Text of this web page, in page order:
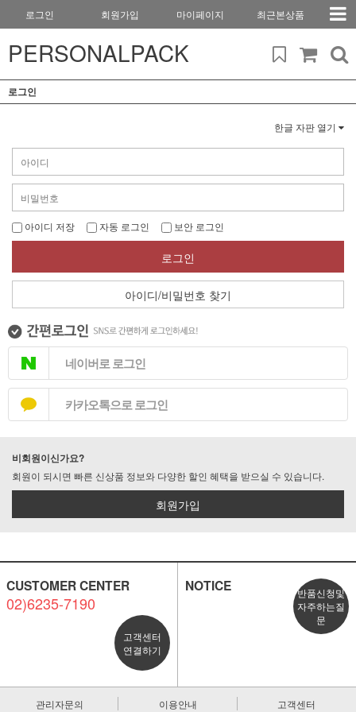
로그인 회원가입 마이페이지 최근본상품
PERSONALPACK
로그인
한글 자판 열기
아이디 저장 자동 로그인 보안 로그인
로그인
아이디/비밀번호 찾기
네이버로 로그인
카카오톡으로 로그인
비회원이신가요?
회원이 되시면 빠른 신상품 정보와 다양한 할인 혜택을 받으실 수 있습니다.
회원가입
CUSTOMER CENTER
02)6235-7190
고객센터
연결하기
NOTICE
반품신청및
자주하는질
문
관리자문의 이용안내 고객센터